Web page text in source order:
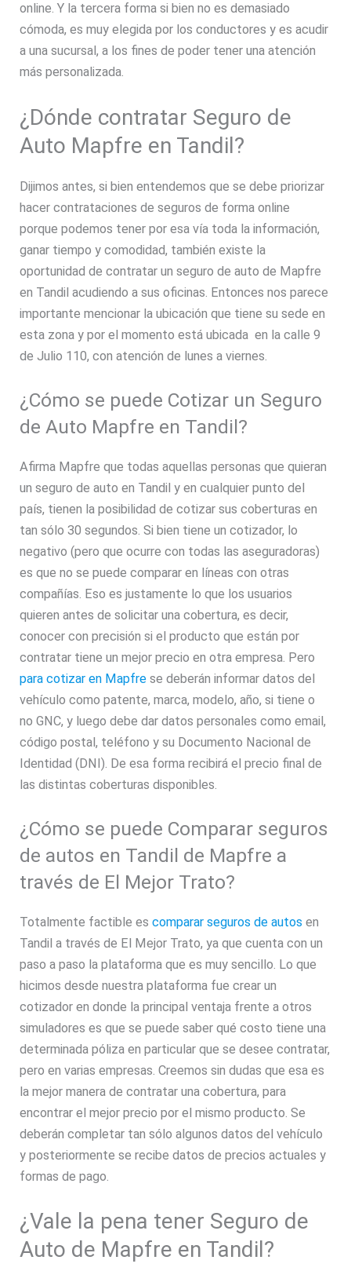
online. Y la tercera forma si bien no es demasiado
cómoda, es muy elegida por los conductores y es acudir
a una sucursal, a los fines de poder tener una atención
más personalizada.
¿Dónde contratar Seguro de
Auto Mapfre en Tandil?
Dijimos antes, si bien entendemos que se debe priorizar
hacer contrataciones de seguros de forma online
porque podemos tener por esa vía toda la información,
ganar tiempo y comodidad, también existe la
oportunidad de contratar un seguro de auto de Mapfre
en Tandil acudiendo a sus oficinas. Entonces nos parece
importante mencionar la ubicación que tiene su sede en
esta zona y por el momento está ubicada en la calle 9
de Julio 110, con atención de lunes a viernes.
¿Cómo se puede Cotizar un Seguro
de Auto Mapfre en Tandil?
Afirma Mapfre que todas aquellas personas que quieran
un seguro de auto en Tandil y en cualquier punto del
país, tienen la posibilidad de cotizar sus coberturas en
tan sólo 30 segundos. Si bien tiene un cotizador, lo
negativo (pero que ocurre con todas las aseguradoras)
es que no se puede comparar en líneas con otras
compañías. Eso es justamente lo que los usuarios
quieren antes de solicitar una cobertura, es decir,
conocer con precisión si el producto que están por
contratar tiene un mejor precio en otra empresa. Pero
para cotizar en Mapfre se deberán informar datos del
vehículo como patente, marca, modelo, año, si tiene o
no GNC, y luego debe dar datos personales como email,
código postal, teléfono y su Documento Nacional de
Identidad (DNI). De esa forma recibirá el precio final de
las distintas coberturas disponibles.
¿Cómo se puede Comparar seguros
de autos en Tandil de Mapfre a
través de El Mejor Trato?
Totalmente factible escomparar seguros de autos en
Tandil a través de El Mejor Trato, ya que cuenta con un
paso a paso la plataforma que es muy sencillo. Lo que
hicimos desde nuestra plataforma fue crear un
cotizador en donde la principal ventaja frente a otros
simuladores es que se puede saber qué costo tiene una
determinada póliza en particular que se desee contratar,
pero en varias empresas. Creemos sin dudas que esa es
la mejor manera de contratar una cobertura, para
encontrar el mejor precio por el mismo producto. Se
deberán completar tan sólo algunos datos del vehículo
y posteriormente se recibe datos de precios actuales y
formas de pago.
¿Vale la pena tener Seguro de
Auto de Mapfre en Tandil?